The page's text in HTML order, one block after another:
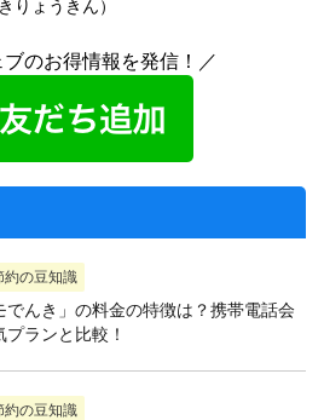
りょうきん）
のお得情報を発信！／
約の豆知識
でんき」の料金の特徴は？携帯電話会
プランと比較！
約の豆知識